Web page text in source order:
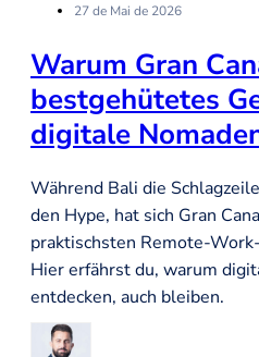
27 de Mai de 2026
Warum Gran
bestgehütetes
digitale
Während Bali die
den Hype, hat sich Gran
praktischsten Remote-
Hier erfährst du, warum
entdecken, auch bleiben.